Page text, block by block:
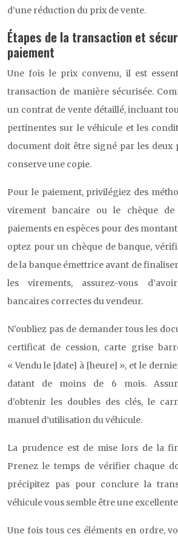
d’une réduction du prix de vente.
Étapes de la transaction et
paiement
Une fois le prix convenu, il est
transaction de manière sécurisée.
un contrat de vente détaillé, incluant
pertinentes sur le véhicule et les
document doit être signé par les deux
conserve une copie.
Pour le paiement, privilégiez des
virement bancaire ou le chèque de
paiements en espèces pour des
optez pour un chèque de banque,
de la banque émettrice avant de
les virements, assurez-vous
bancaires correctes du vendeur.
N’oubliez pas de demander tous les
certificat de cession, carte grise
« Vendu le [date] à [heure] », et le
datant de moins de 6 mois.
d’obtenir les doubles des clés, le
manuel d’utilisation du véhicule.
La prudence est de mise lors de la
Prenez le temps de vérifier chaque
précipitez pas pour conclure la
véhicule vous semble être une
Une fois tous ces éléments en ordre,